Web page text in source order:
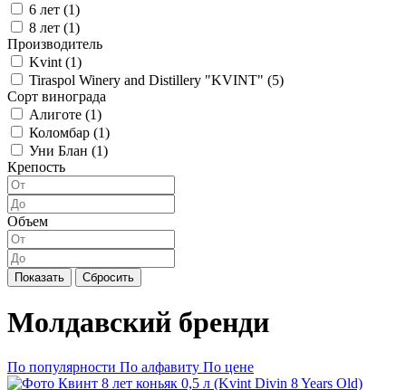
6 лет (1)
8 лет (1)
Производитель
Kvint (1)
Tiraspol Winery and Distillery "KVINT" (5)
Сорт винограда
Алиготе (1)
Коломбар (1)
Уни Блан (1)
Крепость
Объем
Показать Сбросить
Молдавский бренди
По популярности По алфавиту По цене